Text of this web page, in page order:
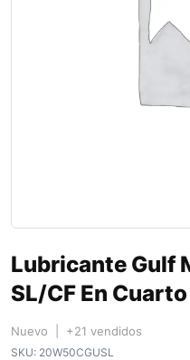
Lubricante Gulf
SL/CF En Cuarto
Nuevo | +21 vendidos
SKU: 20W50CGUSL